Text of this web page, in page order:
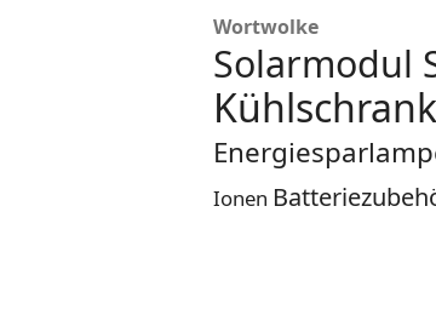
Wortwolke
Solarmodul
Kühlschrank
Ionen